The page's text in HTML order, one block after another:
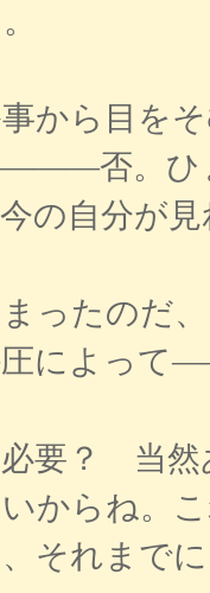
から目を
―――否。ひ
の自分が
ったのだ
圧によって
要？ 当然
からね。
それまで